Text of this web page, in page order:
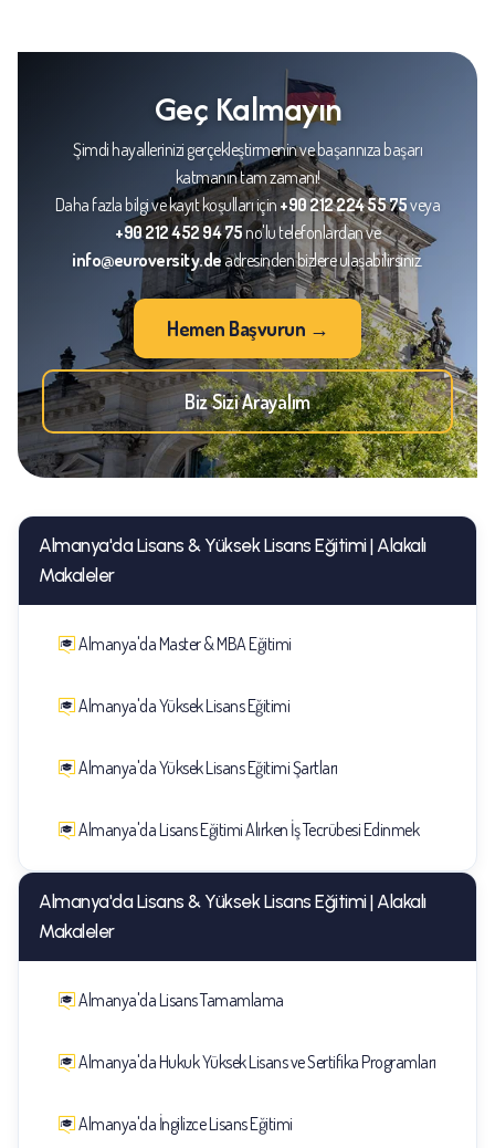
Geç Kalmayın
Şimdi hayallerinizi gerçekleştirmenin ve başarınıza başarı
katmanın tam zamanı!
Daha fazla bilgi ve kayıt koşulları için+90 212 224 55 75veya
+90 212 452 94 75 no'lu telefonlardan ve
info@euroversity.deadresinden bizlere ulaşabilirsiniz.
Hemen Başvurun →
Biz Sizi Arayalım
Almanya'da Lisans & Yüksek Lisans Eğitimi | Alakalı
Makaleler
Almanya'da Master & MBA Eğitimi
Almanya'da Yüksek Lisans Eğitimi
Almanya'da Yüksek Lisans Eğitimi Şartları
Almanya'da Lisans Eğitimi Alırken İş Tecrübesi Edinmek
Almanya'da Lisans & Yüksek Lisans Eğitimi | Alakalı
Makaleler
Almanya'da Lisans Tamamlama
Almanya'da Hukuk Yüksek Lisans ve Sertifika Programları
Almanya'da İngilizce Lisans Eğitimi